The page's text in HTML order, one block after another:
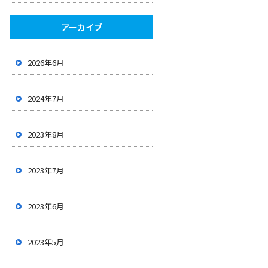
アーカイブ
2026年6月
2024年7月
2023年8月
2023年7月
2023年6月
2023年5月